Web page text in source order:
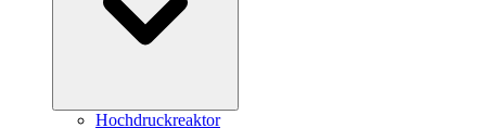
Hochdruckreaktor